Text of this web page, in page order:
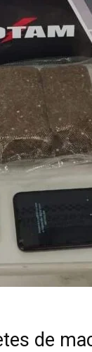
de